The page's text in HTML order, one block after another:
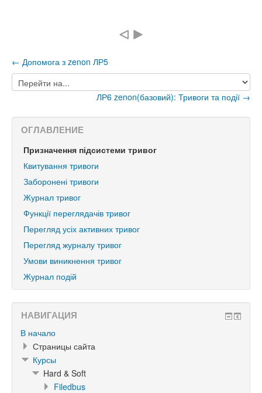
← Допомога з zenon ЛР5
Перейти
на...
ЛР6 zenon(базовий): Тривоги та події →
ОГЛАВЛЕНИЕ
Призначення підсистеми тривог
Квитування тривоги
Заборонені тривоги
Журнал тривог
Функції переглядачів тривог
Перегляд усіх активних тривог
Перегляд журналу тривог
Умови виникнення тривог
Журнал подій
НАВИГАЦИЯ
В начало
Страницы сайта
Курсы
Hard & Soft
Filedbus